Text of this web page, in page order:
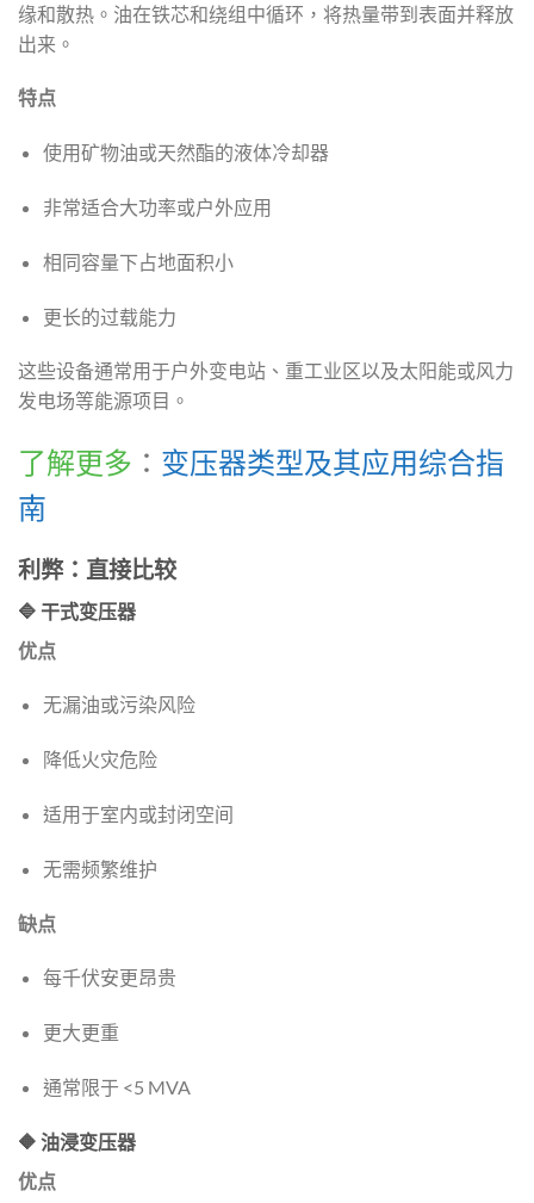
缘和散热。油在铁芯和绕组中循环，将热量带到表面并释放
出来。
特点
使用矿物油或天然酯的液体冷却器
非常适合大功率或户外应用
相同容量下占地面积小
更长的过载能力
这些设备通常用于户外变电站、重工业区以及太阳能或风力
发电场等能源项目。
了解更多 ： 变压器类型及其应用综合指
南
利弊：直接比较
🔷 干式变压器
优点
无漏油或污染风险
降低火灾危险
适用于室内或封闭空间
无需频繁维护
缺点
每千伏安更昂贵
更大更重
通常限于 <5 MVA
🔶 油浸变压器
优点